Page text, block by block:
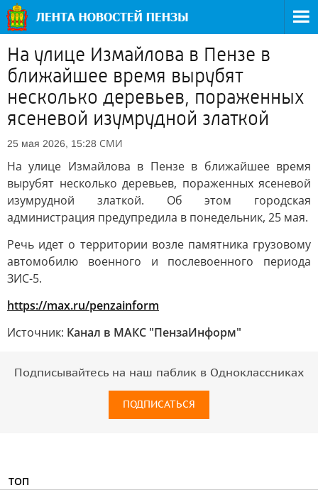
На улице Измайлова в Пензе в
ближайшее время вырубят
несколько деревьев, пораженных
ясеневой изумрудной златкой
25 мая 2026, 15:28 СМИ
На улице Измайлова в Пензе в ближайшее время
вырубят несколько деревьев, пораженных ясеневой
изумрудной златкой. Об этом городская
администрация предупредила в понедельник, 25 мая.
Речь идет о территории возле памятника грузовому
автомобилю военного и послевоенного периода
ЗИС-5.
https://max.ru/penzainform
Источник: Канал в МАКС "ПензаИнформ"
Подписывайтесь на наш паблик в Одноклассниках
ПОДПИСАТЬСЯ
ТОП